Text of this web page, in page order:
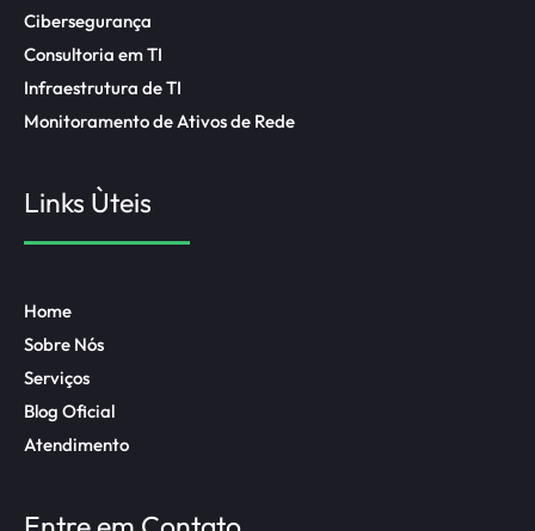
Cibersegurança
Consultoria em TI
Infraestrutura de TI
Monitoramento de Ativos de Rede
Links Ùteis
Home
Sobre Nós
Serviços
Blog Oficial
Atendimento